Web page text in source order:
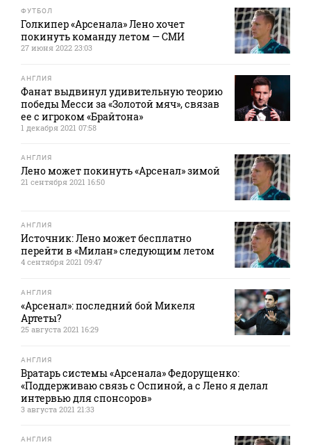
ФУТБОЛ
Голкипер «Арсенала» Лено хочет
покинуть команду летом — СМИ
27 июня 2022 23:03
АНГЛИЯ
Фанат выдвинул удивительную теорию
победы Месси за «Золотой мяч», связав
ее с игроком «Брайтона»
1 декабря 2021 07:58
АНГЛИЯ
Лено может покинуть «Арсенал» зимой
21 сентября 2021 16:50
АНГЛИЯ
Источник: Лено может бесплатно
перейти в «Милан» следующим летом
4 сентября 2021 09:47
АНГЛИЯ
«Арсенал»: последний бой Микеля
Артеты?
25 августа 2021 16:29
АНГЛИЯ
Вратарь системы «Арсенала» Федорущенко:
«Поддерживаю связь с Оспиной, а с Лено я делал
интервью для спонсоров»
3 августа 2021 21:33
АНГЛИЯ